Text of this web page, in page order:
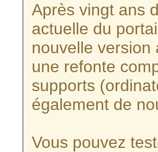
Après vingt ans
actuelle du
nouvelle version
une refonte
supports
également de
Vous pouvez